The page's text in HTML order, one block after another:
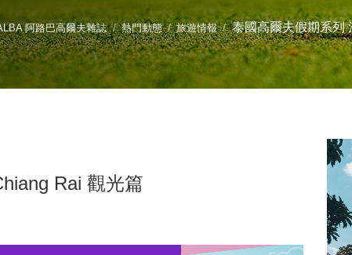
阿路巴高爾夫雜誌 熱門動態 旅遊情報 泰國高爾夫假期系列
Rai 觀光篇